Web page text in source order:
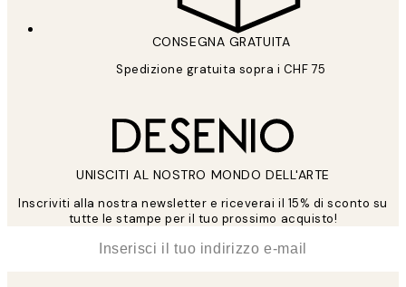
CONSEGNA GRATUITA
Spedizione gratuita sopra i CHF 75
UNISCITI AL NOSTRO MONDO DELL'ARTE
Inscriviti alla nostra newsletter e riceverai il 15% di sconto su
tutte le stampe per il tuo prossimo acquisto!